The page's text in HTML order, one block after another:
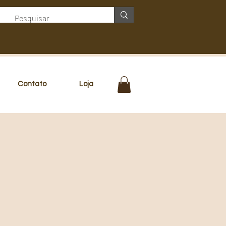
Contato Loja